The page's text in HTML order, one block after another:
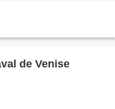
poète - Carnaval de Venise